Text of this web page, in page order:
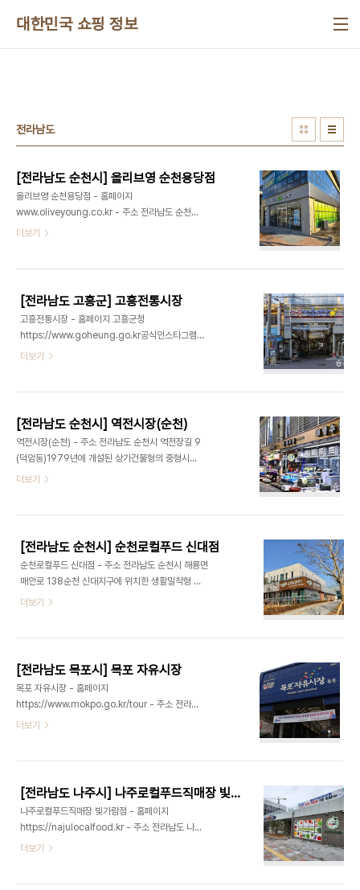
대한민국 쇼핑 정보
전라남도
[전라남도 순천시] 올리브영 순천용당점
올리브영 순천용당점 - 홈페이지
www.oliveyoung.co.kr - 주소 전라남도 순천시
강변로 963 (석현동)올리브영은 최신 K-뷰티 제품
이에서 특히 인기가 높습니다. ※ 소개 정보 - 장서는
날 : 월-일요일 - 영업시간 : 10:00-22:00 - 판매
품목 : 향수/화장품 , 잡화 , 인삼/한약재/건강보조식
품 , 식료품 - 문의및안내 : 061-751-5058 - 주
차시설 : 불가능 - 화장실설명 : 없음 - 신용카드가능
정보⊙ 순천보리밥뷔페 - 주소 전라남도 순천시 중앙
더보기
[전라남도 고흥군] 고흥전통시장
고흥전통시장 - 홈페이지 고흥군청
https://www.goheung.go.kr공식인스타그램
https://www.instagram.com/goheung_sijang
운영되는 이곳에서는 식품과 의류가 주로 유통되며,
장소가 협소한 우시장은 외곽으로 확장 이전하여 운
영 중이다.이곳은 간척지 쌀, 마늘, 유자, 석류 등 지
역 특산물과 청정해역에서 나온 싱싱한 제철 해산물
이 풍부하다. 특히 다양한 먹거리 중에서도 숯불 생선
개 정보 - 규모 : 점포수 111 - 영업시간 : 점포별 상
더보기
[전라남도 순천시] 역전시장(순천)
역전시장(순천) - 주소 전라남도 순천시 역전장길 9
(덕암동)1979년에 개설된 상가건물형의 중형시장
으로 다채로운 볼거리가 풍성한 재래시장이다. 순천
면 역전시장은 순천시민들이 일상으로 찾는 생활밀
착형 전통시장이다. 또한 이른 새벽부터 인근 여수와
광양 등지의 음식점에서 이곳의 식자재를 사러 올 만
큼 싱싱하고 품질이 좋고 거래량이 많아 일정한 품질
유지가 가능한 것이 장점이다. 매일 이른 새벽부터 개
등지에서 가져온 각종 해산물을 사고파는 매장이 즐
등 ..
더보기
[전라남도 순천시] 순천로컬푸드 신대점
순천로컬푸드 신대점 - 주소 전라남도 순천시 해룡면
매안로 138순천 신대지구에 위치한 생활밀착형 로
컬푸드 직매장인 순천로컬푸드 신대점은 도심과 가
은 로컬푸드 직매장으로 유기농 무농약 등 친환경 농
산물 뿐만 아니라, 순천 로컬푸드가 직접 잔류농약 검
사를 진행한 안전한 농산물을 취급한다. 순천 대표 특
산품인 낙안 배, 별량 미나리, 승주 곶감 등 제철 농산
물과 순천만 일대에서 수확한 순천 소금, 꼬막, 고들
보 - 영업시간 : 09:00~21:00 - 쉬는날 : 설·추석
더보기
[전라남도 목포시] 목포 자유시장
목포 자유시장 - 홈페이지
https://www.mokpo.go.kr/tour - 주소 전라남
도 목포시 자유로 122목포 자유시장은 상인들이 직
도 유명하다. “친절히 모시겠습니다”라는 문구와 함
께 점포 이름이 적힌 명찰을 착용하여 고객감동을 위
해 노력하고, 100% 교환·환불제도를 도입하여 고객
만족을 높이고 있다. 또한 상인들의 결속력이 끈끈하
여 자율적인 교육을 진행하고 있다. ※ 소개 정보 - 영
주 일요일 - 판매품목 : 농·수산물 / 건어물 / 의류 등
더보기
[전라남도 나주시] 나주로컬푸드직매장 빛가람점
나주로컬푸드직매장 빛가람점 - 홈페이지
https://najulocalfood.kr - 주소 전라남도 나주
시 문화로 153 (빛가람동)나주로컬푸드직매장은 나
더보기